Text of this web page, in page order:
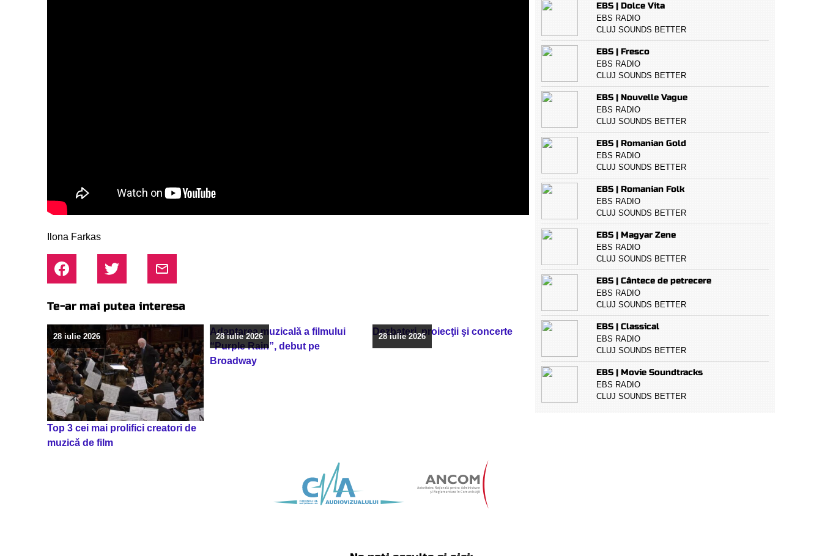
Ilona Farkas
Te-ar mai putea interesa
Top 3 cei mai prolifici creatori de
muzică de film
28 iulie 2026
Adaptarea muzicală a filmului
“Purple Rain”, debut pe
Broadway
28 iulie 2026 Dezbateri, proiecţii şi concerte
28 iulie 2026
EBS | Dolce Vita
EBS RADIO
CLUJ SOUNDS BETTER
EBS | Fresco
EBS RADIO
CLUJ SOUNDS BETTER
EBS | Nouvelle Vague
EBS RADIO
CLUJ SOUNDS BETTER
EBS | Romanian Gold
EBS RADIO
CLUJ SOUNDS BETTER
EBS | Romanian Folk
EBS RADIO
CLUJ SOUNDS BETTER
EBS | Magyar Zene
EBS RADIO
CLUJ SOUNDS BETTER
EBS | Cântece de petrecere
EBS RADIO
CLUJ SOUNDS BETTER
EBS | Classical
EBS RADIO
CLUJ SOUNDS BETTER
EBS | Movie Soundtracks
EBS RADIO
CLUJ SOUNDS BETTER